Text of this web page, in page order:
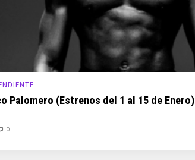
Palomero (Estrenos del 1 al 15 de Enero)
0